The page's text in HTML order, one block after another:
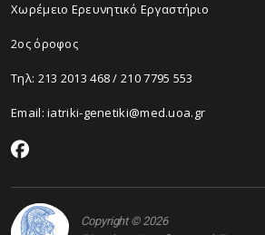
Χωρέμειο Ερευνητικό Εργαστήριο
2ος όροφος
Τηλ: 213 2013 468/210 7795 553
Email:iatriki-genetiki@med.uoa.gr
Copyright © 2026